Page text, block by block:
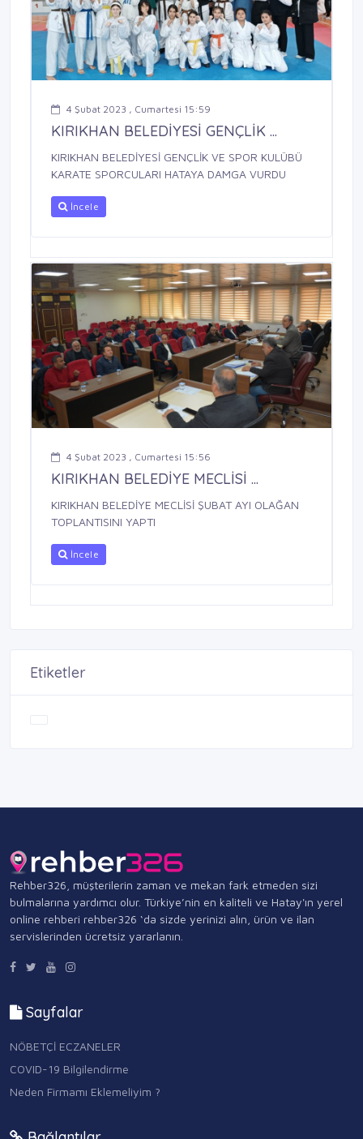
4 Şubat 2023 , Cumartesi 15:59
KIRIKHAN BELEDİYESİ GENÇLİK ...
KIRIKHAN BELEDİYESİ GENÇLİK VE SPOR KULÜBÜ
KARATE SPORCULARI HATAYA DAMGA VURDU
İncele
4 Şubat 2023 , Cumartesi 15:56
KIRIKHAN BELEDİYE MECLİSİ ...
KIRIKHAN BELEDİYE MECLİSİ ŞUBAT AYI OLAĞAN
TOPLANTISINI YAPTI
İncele
Etiketler
Rehber326, müşterilerin zaman ve mekan fark etmeden sizi
bulmalarına yardımcı olur. Türkiye’nin en kaliteli ve Hatay'ın yerel
online rehberi rehber326 ‘da sizde yerinizi alın, ürün ve ilan
servislerinden ücretsiz yararlanın.
Sayfalar
NÖBETÇİ ECZANELER
COVID-19 Bilgilendirme
Neden Firmamı Eklemeliyim ?